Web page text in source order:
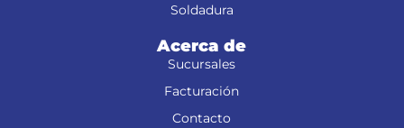
Soldadura
Acerca de
Sucursales
Facturación
Contacto